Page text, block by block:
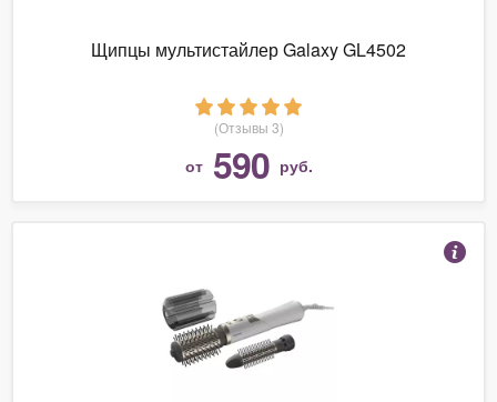
Щипцы мультистайлер Galaxy GL4502
(Отзывы 3)
от 590 руб.